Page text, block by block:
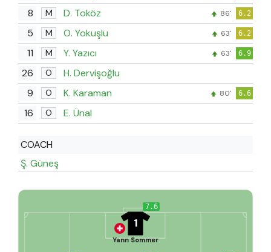
8 M D. Toköz 86' 6.2
5 M O. Yokuşlu 63' 6.2
11 M Y. Yazıcı 63' 6.9
26 O
H. Dervişoğlu
9
O K. Karaman 80' 6.6
16 O E. Ünal
COACH
Ş. Güneş
7.6
1
Yann Sommer